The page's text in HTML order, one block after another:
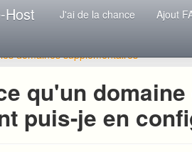
Host J'ai de la chance Ajout
domaines supplémentaires
qu'un
puis-je en